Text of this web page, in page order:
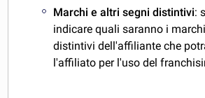
Marchi e altri segni distintivi:
indicare quali saranno i
distintivi dell'affiliante che
l'affiliato per l'uso del